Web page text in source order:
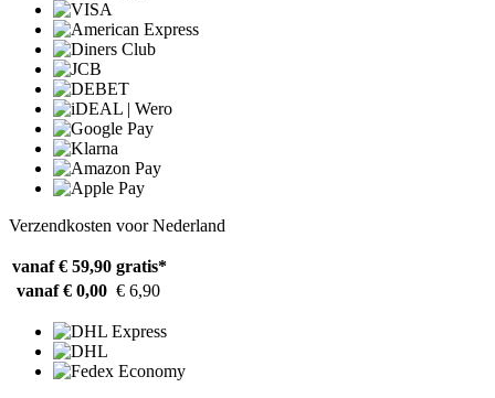
Verzendkosten voor Nederland
vanaf € 59,90 gratis*
vanaf € 0,00 € 6,90